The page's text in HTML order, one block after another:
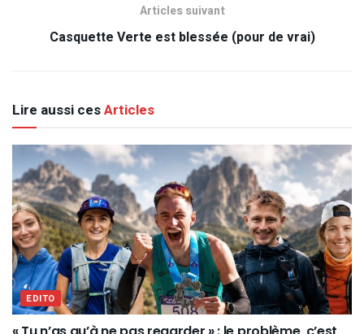
Articles suivant
Casquette Verte est blessée (pour de vrai)
Lire aussi cesArticles
EDITO